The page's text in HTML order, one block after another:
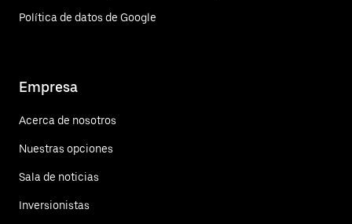
Política de datos de Google
Empresa
Acerca de nosotros
Nuestras opciones
Sala de noticias
Inversionistas